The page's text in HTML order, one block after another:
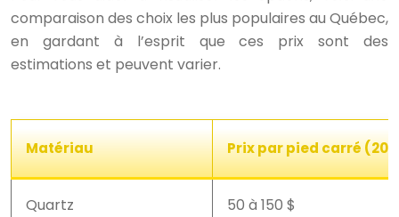
comparaison des choix les plus populaires au Québec,
en gardant à l’esprit que ces prix sont des
estimations et peuvent varier.
Matériau Prix par pied carré
Quartz 50 à 150 $